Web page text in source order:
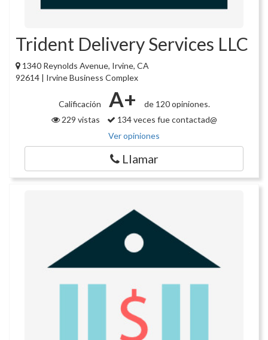
Trident Delivery Services LLC
1340 Reynolds Avenue, Irvine, CA
92614 | Irvine Business Complex
Calificación A+
de 120 opiniones.
229 vistas
134 veces fue contactad@
Ver opiniones
Llamar